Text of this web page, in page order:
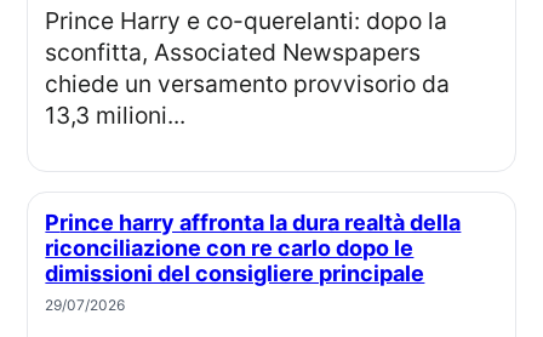
Prince Harry e co-querelanti: dopo la
sconfitta, Associated Newspapers
chiede un versamento provvisorio da
13,3 milioni...
Prince harry affronta la dura realtà della
riconciliazione con re carlo dopo le
dimissioni del consigliere principale
29/07/2026